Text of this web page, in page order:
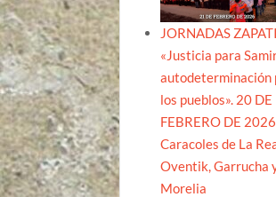
JORNADAS
«Justicia para
autodeterminación
los pueblos». 20 DE
FEBRERO DE
Caracoles de La
Oventik, Garrucha
Morelia